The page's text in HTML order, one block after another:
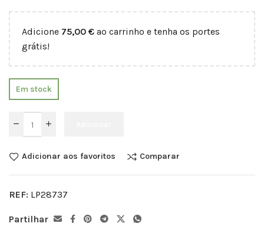
Adicione 75,00 € ao carrinho e tenha os portes
grátis!
Em stock
Adicionar aos favoritos Comparar
REF: LP28737
Partilhar